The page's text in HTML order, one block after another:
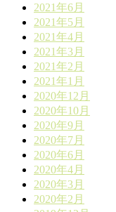
2021年6月
2021年5月
2021年4月
2021年3月
2021年2月
2021年1月
2020年12月
2020年10月
2020年9月
2020年7月
2020年6月
2020年4月
2020年3月
2020年2月